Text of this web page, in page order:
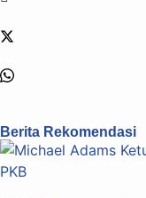
Berita Rekomendasi